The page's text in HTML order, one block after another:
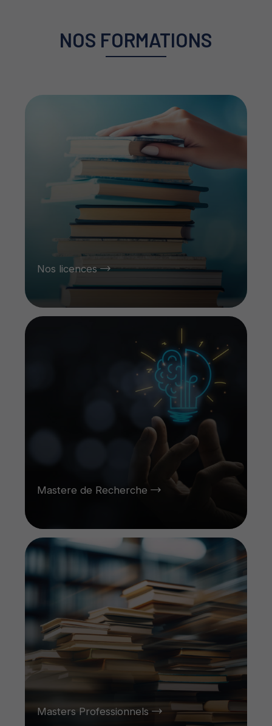
NOS FORMATIONS
Nos licences
Nos licences
Mastere de Recherche
Mastere de Recherche
Masters Professionnels
Masters Professionnels